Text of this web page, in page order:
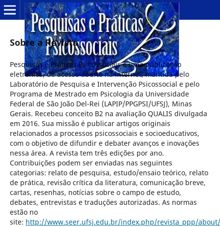
Sobre a Revista
Pesquisas e Práticas Psicossociais é uma publicação
eletrônica, de acesso aberto na internet, mantida pelo
Laboratório de Pesquisa e Intervenção Psicossocial e pelo
Programa de Mestrado em Psicologia da Universidade
Federal de São João Del-Rei (LAPIP/PPGPSI/UFSJ), Minas
Gerais. Recebeu conceito B2 na avaliação QUALIS divulgada
em 2016. Sua missão é publicar artigos originais
relacionados a processos psicossociais e socioeducativos,
com o objetivo de difundir e debater avanços e inovações
nessa área. A revista tem três edições por ano.
Contribuições podem ser enviadas nas seguintes
categorias: relato de pesquisa, estudo/ensaio teórico, relato
de prática, revisão crítica da literatura, comunicação breve,
cartas, resenhas, notícias sobre o campo de estudo,
debates, entrevistas e traduções autorizadas. As normas
estão no
site: http://www.seer.ufsj.edu.br/index.php/revista_ppp/